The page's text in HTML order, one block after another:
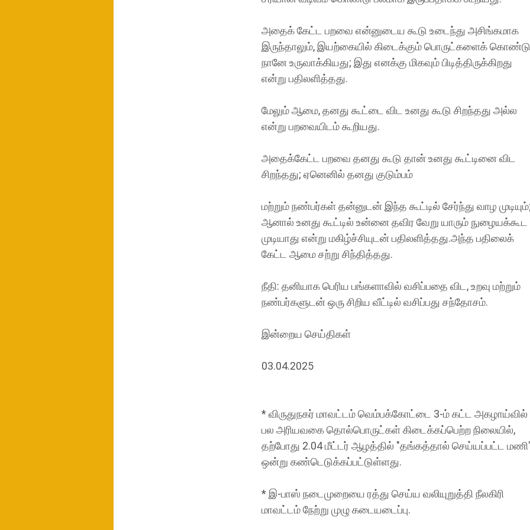
அதைக் கேட்ட பறவை என்னுடைய கூடு உடைந்து அசிங்கமாக
இருந்தாலும், இயற்கையில் கிடைக்கும் பொருட்களைக் கொண்டு
நானே உருவாக்கியது; இது எனக்கு மிகவும் பிடித்திருக்கிறது
என்று பதிலளித்தது.
மேலும் ஆமை, தனது கூட்டை விட உனது கூடு சிறந்தது அல்ல
என்று பறவையிடம் கூறியது.
அதைக்கேட்ட பறவை தனது கூடு தான் உனது கூட்டினை விட
சிறந்தது; ஏனெனில் தனது குடும்பம்
மற்றும் நண்பர்கள் தன்னுடன் இந்த கூட்டில் சேர்ந்து வாழ
ஆனால் உனது கூட்டில் உன்னை தவிர வேறு யாரும் நுழையக்கூட
முடியாது என்று மகிழ்ச்சியுடன் பதிலளித்தது.அந்த பதிலைக்
கேட்ட ஆமை சற்று சிந்தித்தது.
நீதி: தனியாக பெரிய பங்களாவில் வசிப்பதை விட, உறவு மற்றும்
நண்பர்களுடன் ஒரு சிறிய வீட்டில் வசிப்பது சந்தோசம்.
இன்றைய செய்திகள்
03.04.2025
* விருதுநகர் மாவட்டம் வெம்பக்கோட்டை 3-ம் கட்ட அகழாய்வில்
பல அரியவகை தொல்பொருட்கள் கிடைக்கப்பெற்ற நிலையில்,
தற்போது 2.04 மீட்டர் ஆழத்தில் "தங்கத்தால் செய்யப்பட்ட
ஒன்று கண்டெடுக்கப்பட்டுள்ளது.
* இ-பாஸ் நடைமுறையை ரத்து செய்ய வலியுறுத்தி நீலகிரி
மாவட்டம் நேற்று முழு கடையடைப்பு.